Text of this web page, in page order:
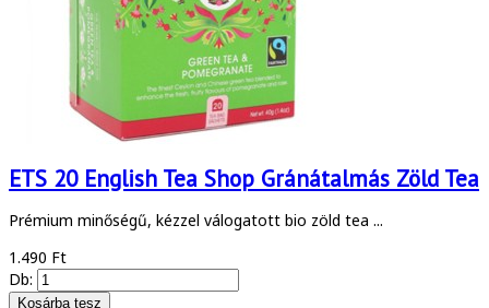
ETS 20 English Tea Shop Gránátalmás Zöld Tea
Prémium minőségű, kézzel válogatott bio zöld tea ...
1.490 Ft
Db: